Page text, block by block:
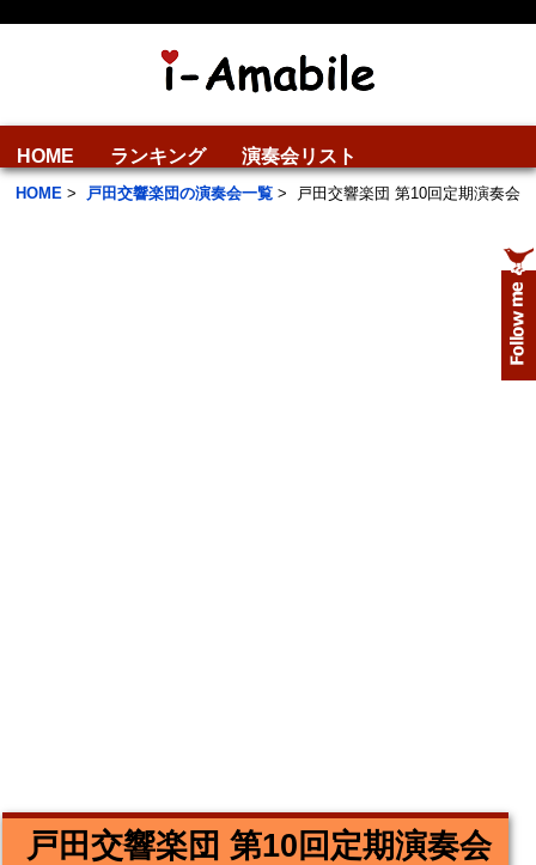
HOME ランキング 演奏会リスト
HOME > 戸田交響楽団の演奏会一覧 > 戸田交響楽団 第10回定期演奏会
戸田交響楽団 第10回定期演奏会